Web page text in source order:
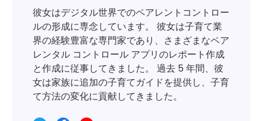
彼女はデジタル世界でのペアレントコントロー
ルの形成に専念しています。 彼女は子育て業
界の経験豊富な専門家であり、さまざまなペア
レンタル コントロール アプリのレポート作成
と作成に従事してきました。 過去 5 年間、彼
女は家族に追加の子育てガイドを提供し、子育
て方法の変化に貢献してきました。